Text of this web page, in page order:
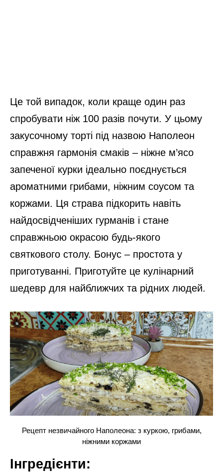
Це той випадок, коли краще один раз
спробувати ніж 100 разів почути. У цьому
закусочному торті під назвою Наполеон
справжня гармонія смаків – ніжне м’ясо
запеченої курки ідеально поєднується
ароматними грибами, ніжним соусом та
коржами. Ця страва підкорить навіть
найдосвідченіших гурманів і стане
справжньою окрасою будь-якого
святкового столу. Бонус – простота у
приготуванні. Приготуйте це кулінарний
шедевр для найближчих та рідних людей.
Рецепт незвичайного Наполеона: з куркою, грибами,
ніжними коржами
Інгредієнти: